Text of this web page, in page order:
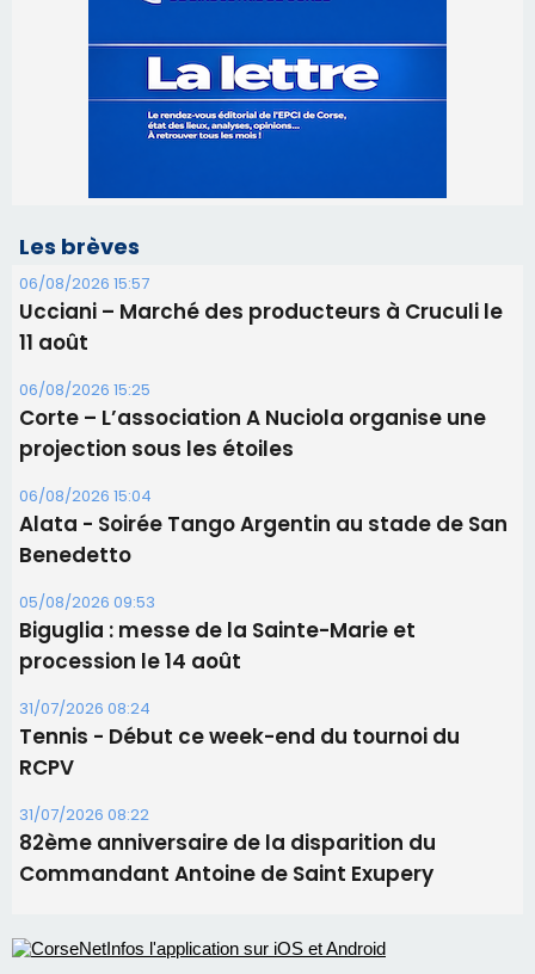
06/08/2026 15:57
Ucciani – Marché des producteurs à Cruculi le
Corte – L’association A Nuciola organise une
projection sous les étoiles
06/08/2026 15:04
Alata - Soirée Tango Argentin au stade de San
Benedetto
05/08/2026 09:53
Biguglia : messe de la Sainte-Marie et
procession le 14 août
31/07/2026 08:24
Tennis - Début ce week-end du tournoi du
RCPV
31/07/2026 08:22
82ème anniversaire de la disparition du
Commandant Antoine de Saint Exupery
Les plus lus
Satine Nomary est la nouvelle Miss Corse 2026
Éclipse du 12 août : la Corse aux premières loges
d'un spectacle qui ne reviendra pas avant 2081
profiter pleinement du spectacle ?